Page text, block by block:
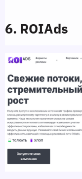
6. ROIAds